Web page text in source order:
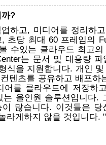
?
하고, 미디어를 정리하
초당 최대 60 프레임의
수있는 클라우드 최고
는 문서 및 대용량 파
식을 지원합니다. 개인
텐츠를 공유하고 배포하
어를 클라우드에 저장하
올인원 솔루션입니다.
많습니다. 이것들은 당
라게하지 않을 것입니다.